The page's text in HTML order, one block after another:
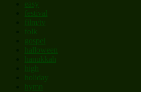
easy
festival
film/tv
folk
gospel
halloween
hanukkah
high
holiday
hymn